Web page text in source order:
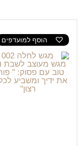
הוסף למועדפים